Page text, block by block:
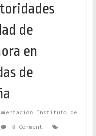
de
en
de
Instituto de
0 Comment